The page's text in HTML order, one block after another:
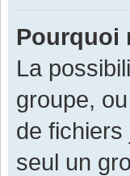
Pourquoi
La
groupe,
de
seul un